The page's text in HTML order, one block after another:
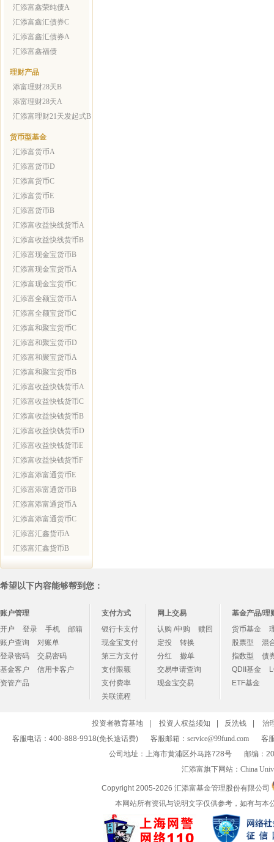
汇添富鑫荣纯债A
汇添富鑫汇债券C
汇添富鑫汇债券A
汇添富鑫福债
理财产品
添富理财28天B
添富理财28天A
汇添富理财21天发起式B
货币型基金
汇添富货币A
汇添富货币D
汇添富货币C
汇添富货币E
汇添富货币B
汇添富收益快线货币A
汇添富收益快线货币B
汇添富现金宝货币B
汇添富现金宝货币A
汇添富现金宝货币C
汇添富全额宝货币A
汇添富全额宝货币C
汇添富和聚宝货币C
汇添富和聚宝货币D
汇添富和聚宝货币A
汇添富和聚宝货币B
汇添富收益快钱货币A
汇添富收益快钱货币C
汇添富收益快钱货币B
汇添富收益快钱货币D
汇添富收益快钱货币E
汇添富收益快钱货币F
汇添富添富通货币E
汇添富添富通货币B
汇添富添富通货币A
汇添富添富通货币C
汇添富汇鑫货币A
汇添富汇鑫货币B
希望以下内容能够帮到您：
账户管理
开户
登录 手机
邮箱
账户查询
对账单
登录密码
交易密码
基金客户
信用卡客户
资管产品
支付方式
银行卡支付
现金宝支付
第三方支付
支付限额
支付费率
关联流程
网上交易
认购 /申购
赎回
定投
转换
分红
撤单
交易申请查询
现金宝交易
基金产品/理
货币基金
股票型
混
指数型
债
QDII基金
ETF基金
投资者教育基地 投资人权益须知 反洗钱
治
客服电话：400-888-9918(免长途话费)
客服邮箱： service@99fund.com
客
公司地址：上海市黄浦区外马路728号
邮编：
汇添富旗下网站： China
Copyright 2005-2026 汇添富基金管理股份有限公司
本网站所有资讯与说明文字仅供参考，如有与本